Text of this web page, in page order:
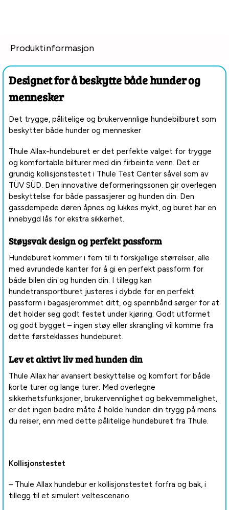
Produktinformasjon
Designet for å beskytte både hunder og
mennesker
Det trygge, pålitelige og brukervennlige hundebilburet som
beskytter både hunder og mennesker
Thule Allax-hundeburet er det perfekte valget for trygge
og komfortable bilturer med din firbeinte venn. Det er
grundig kollisjonstestet i Thule Test Center såvel som av
TÜV SÜD. Den innovative deformeringssonen gir overlegen
beskyttelse for både passasjerer og hunden din. Den
gassdempede døren åpnes og lukkes mykt, og buret har en
innebygd lås for ekstra sikkerhet.
Støysvak design og perfekt passform
Hundeburet kommer i fem til ti forskjellige størrelser, alle
med avrundede kanter for å gi en perfekt passform for
både bilen din og hunden din. I tillegg kan
hundetransportburet justeres i dybde for en perfekt
passform i bagasjerommet ditt, og spennbånd sørger for at
det holder seg godt festet under kjøring. Godt utformet
og godt bygget – ingen støy eller skrangling vil komme fra
dette førsteklasses hundeburet.
Lev et aktivt liv med hunden din
Thule Allax har avansert beskyttelse og komfort for både
korte turer og lange turer. Med overlegne
sikkerhetsfunksjoner, brukervennlighet og bekvemmelighet,
er det ingen bedre måte å holde hunden din trygg på mens
du reiser, enn med dette pålitelige hundeburet fra Thule.
Kollisjonstestet
– Thule Allax hundebur er kollisjonstestet forfra og bak, i
tillegg til et simulert veltescenario